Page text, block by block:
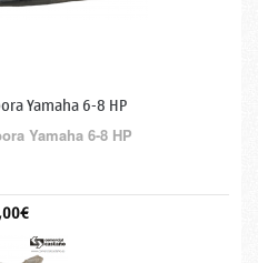
Yamaha 6-8 HP
Yamaha 6-8 HP